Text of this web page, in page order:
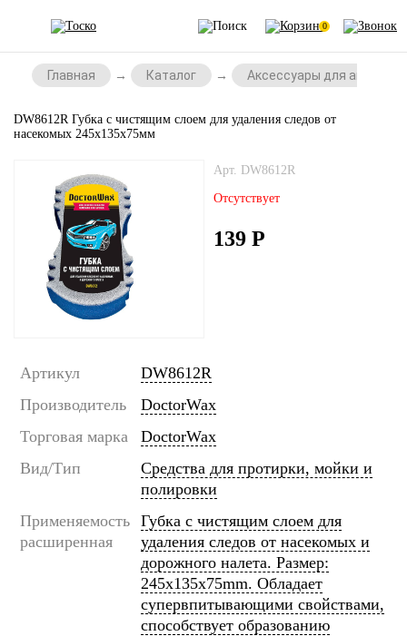
0
Главная Каталог Аксессуары для
DW8612R Губка с чистящим слоем для удаления следов от
насекомых 245x135x75мм
Арт. DW8612R
Отсутствует
139 Р
Артикул
DW8612R
Производитель
DoctorWax
Торговая марка
DoctorWax
Вид/Тип
Средства для протирки, мойки и
полировки
Применяемость
расширенная
Губка с чистящим слоем для
удаления следов от насекомых и
дорожного налета. Размер:
245x135x75mm. Обладает
супервпитывающими свойствами,
способствует образованию